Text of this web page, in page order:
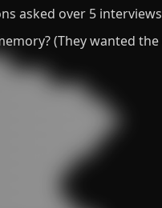
asked over 5
(They wanted